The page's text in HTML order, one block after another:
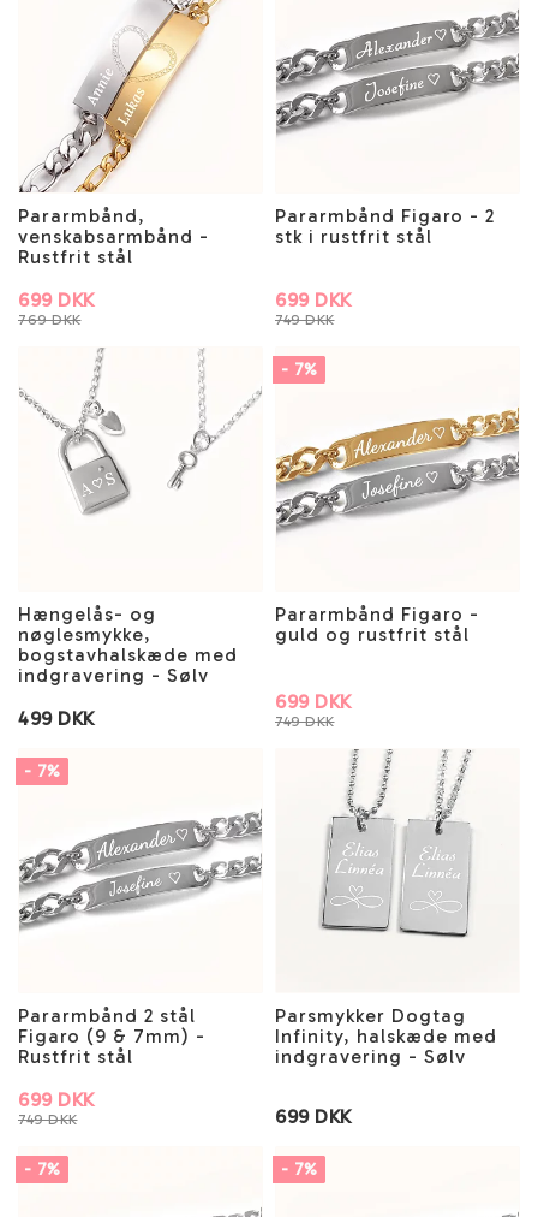
Pararmbånd,
venskabsarmbånd -
Rustfrit stål
769 DKK
699 DKK
Pararmbånd Figaro - 2
stk i rustfrit stål
749 DKK
699 DKK
Hængelås- og
nøglesmykke,
bogstavhalskæde med
indgravering - Sølv
499 DKK
- 7%
Pararmbånd Figaro -
guld og rustfrit stål
749 DKK
699 DKK
- 7%
Pararmbånd 2 stål
Figaro (9 & 7mm) -
Rustfrit stål
749 DKK
699 DKK
Parsmykker Dogtag
Infinity, halskæde med
indgravering - Sølv
699 DKK
- 7% - 7%